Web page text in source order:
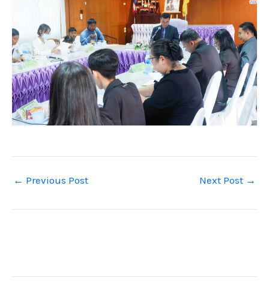
← Previous Post Next Post →